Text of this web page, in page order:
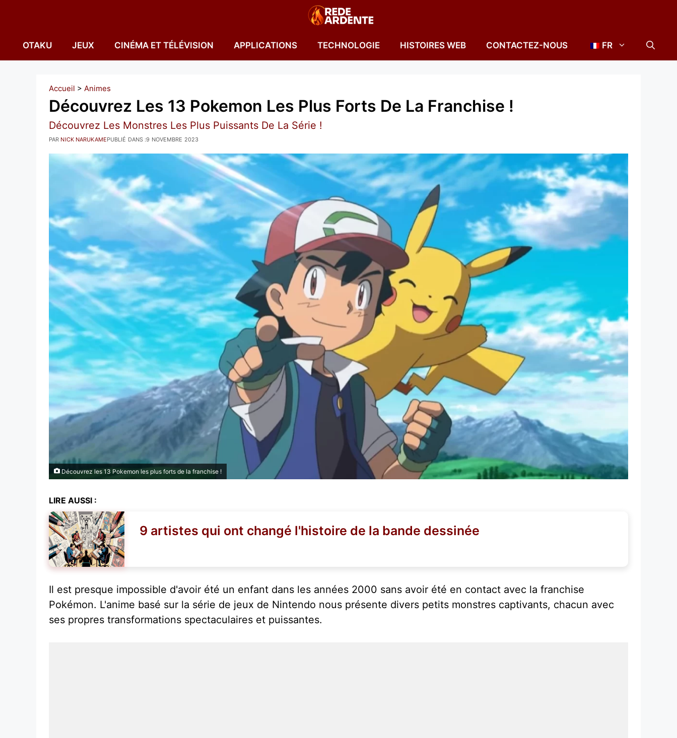
OTAKU JEUX CINÉMA ET TÉLÉVISION APPLICATIONS TECHNOLOGIE HISTOIRES WEB CONTACTEZ-NOUS FR
Accueil > Animes
Découvrez Les 13 Pokemon Les Plus Forts De La Franchise !
Découvrez Les Monstres Les Plus Puissants De La Série !
PUBLIÉ DANS :9 NOVEMBRE 2023
PAR NICK NARUKAME
Découvrez les 13 Pokemon les plus forts de la franchise !
LIRE AUSSI :
9 artistes qui ont changé l'histoire de la bande dessinée
Il est presque impossible d'avoir été un enfant dans les années 2000 sans avoir été en contact avec la franchise
Pokémon. L'anime basé sur la série de jeux de Nintendo nous présente divers petits monstres captivants, chacun avec
ses propres transformations spectaculaires et puissantes.